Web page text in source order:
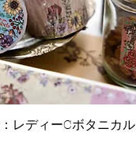
快速瀏覽
レディーCボタニカル